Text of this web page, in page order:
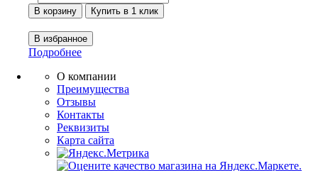
Подробнее
О компании
Преимущества
Отзывы
Контакты
Реквизиты
Карта сайта